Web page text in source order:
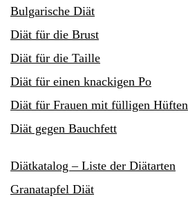
Bulgarische Diät
Diät für die Brust
Diät für die Taille
Diät für einen knackigen Po
Diät für Frauen mit fülligen Hüften
Diät gegen Bauchfett
Diätkatalog – Liste der Diätarten
Granatapfel Diät